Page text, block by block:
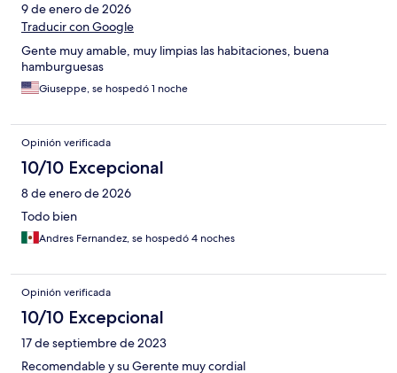
9 de enero de 2026
Traducir con Google
Gente muy amable, muy limpias las habitaciones, buena
hamburguesas
Giuseppe, se hospedó 1 noche
Opinión verificada
10/10 Excepcional
8 de enero de 2026
Todo bien
Andres Fernandez, se hospedó 4 noches
Opinión verificada
10/10 Excepcional
17 de septiembre de 2023
Recomendable y su Gerente muy cordial